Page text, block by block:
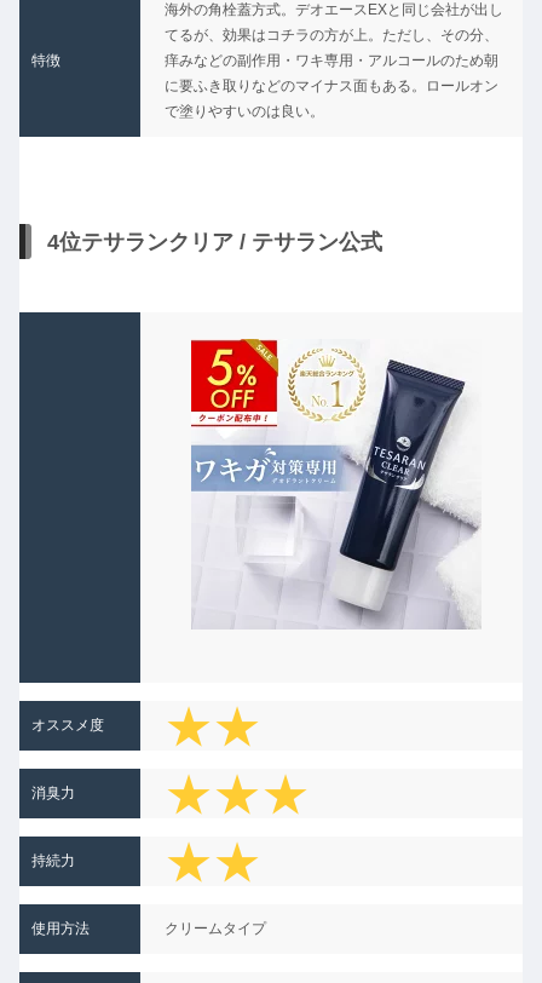
特徴
海外の角栓蓋方式。デオエースEXと同じ会社が出し
てるが、効果はコチラの方が上。ただし、その分、
痒みなどの副作用・ワキ専用・アルコールのため朝
に要ふき取りなどのマイナス面もある。ロールオン
で塗りやすいのは良い。
4位テサランクリア / テサラン公式
オススメ度
★★
★★
★
消臭力
★★★
★★
持続力
★★
★★
使用方法 クリームタイプ